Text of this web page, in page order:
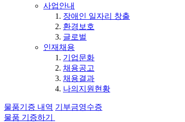
사업안내
장애인 일자리 창출
환경보호
글로벌
인재채용
기업문화
채용공고
채용결과
나의지원현황
물품기증 내역 기부금영수증
물품 기증하기